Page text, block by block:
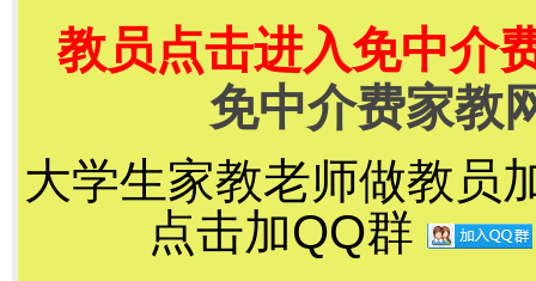
教员点击进入免中介
免中介费家教
大学生家教老师做教员
点击加QQ群